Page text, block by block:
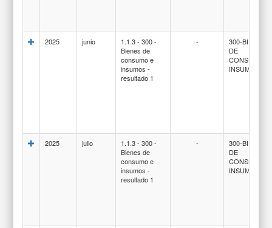
2025 junio
1.1.3 - 300 -
Bienes de
consumo e
insumos -
resultado 1
-
300-BIENES
DE
CONSUMO E
INSUMOS
2025 julio
1.1.3 - 300 -
Bienes de
consumo e
insumos -
resultado 1
-
300-BIENES
DE
CONSUMO E
INSUMOS